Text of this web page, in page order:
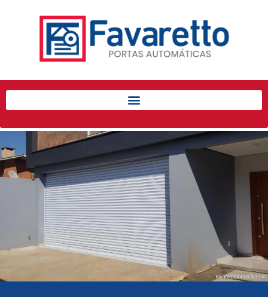
Início
Produtos
Porta de Enrolar Automática
Automatizadores
Acessórios Para Portas de
Enrolar
Pintura eletrostática
Portfólio
Contato